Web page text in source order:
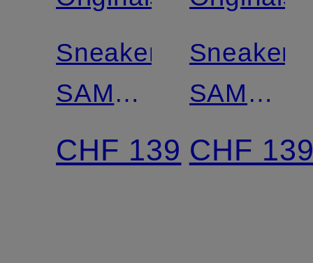
Sneaker
SAMBA
OG
CHF 139
Sneaker
SAMBA
OG
CHF